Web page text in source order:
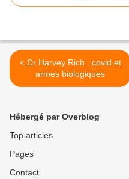
< Dr Harvey Rich : covid et
armes biologiques
Hébergé par Overblog
Top articles
Pages
Contact